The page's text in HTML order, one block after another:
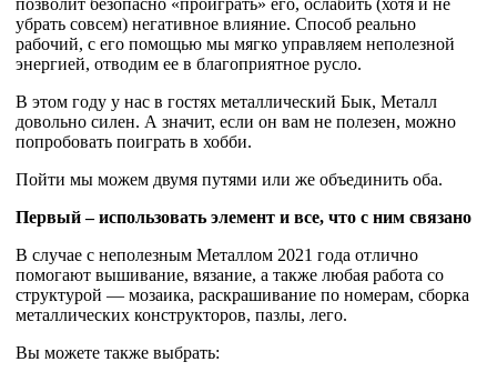
убрать совсем) негативное влияние. Способ реально
рабочий, с его помощью мы мягко управляем неполезной
энергией, отводим ее в благоприятное русло.
В этом году у нас в гостях металлический Бык, Металл
довольно силен. А значит, если он вам не полезен, можно
попробовать поиграть в хобби.
Пойти мы можем двумя путями или же объединить оба.
Первый – использовать элемент и все, что с ним связано
В случае с неполезным Металлом 2021 года отлично
помогают вышивание, вязание, а также любая работа со
структурой — мозаика, раскрашивание по номерам, сборка
металлических конструкторов, пазлы, лего.
Вы можете также выбрать: